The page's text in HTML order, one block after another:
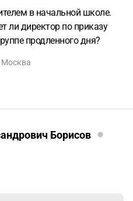
в начальной школе.
ли директор по приказу
продленного дня?
Москва
Борисов